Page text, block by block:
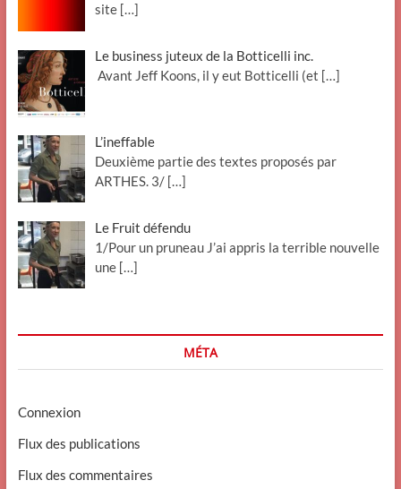
site […]
Le business juteux de la Botticelli inc.
Avant Jeff Koons, il y eut Botticelli (et […]
L’ineffable
Deuxième partie des textes proposés par
ARTHES. 3/ […]
Le Fruit défendu
1/Pour un pruneau J’ai appris la terrible nouvelle
une […]
MÉTA
Connexion
Flux des publications
Flux des commentaires